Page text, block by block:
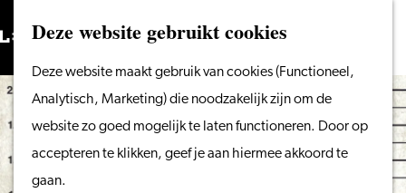
Deze website gebruikt cookies
Deze website maakt gebruik van cookies (Functioneel,
Analytisch, Marketing) die noodzakelijk zijn om de
website zo goed mogelijk te laten functioneren. Door op
accepteren te klikken, geef je aan hiermee akkoord te
gaan.
Ga
naar
de
homepage
Menu
ZoekenVanaf het water
wandelen
Winkelen
Eten & drinken
Met kinderen
Zoeken